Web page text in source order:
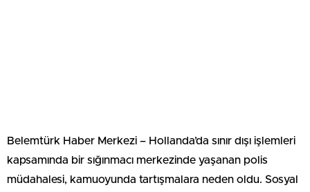
Belemtürk Haber Merkezi – Hollanda’da sınır dışı işlemleri
kapsamında bir sığınmacı merkezinde yaşanan polis
müdahalesi, kamuoyunda tartışmalara neden oldu. Sosyal